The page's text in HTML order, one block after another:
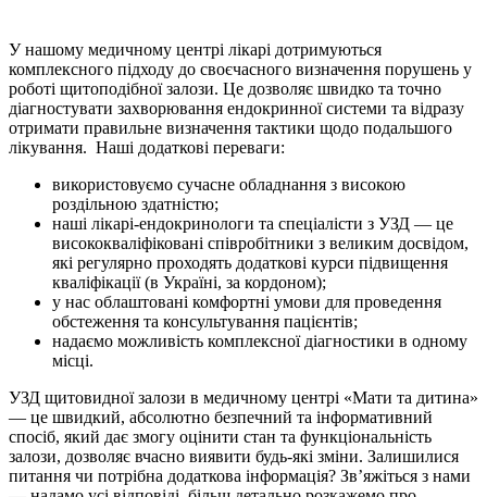
У нашому медичному центрі лікарі дотримуються
комплексного підходу до своєчасного визначення порушень у
роботі щитоподібної залози. Це дозволяє швидко та точно
діагностувати захворювання ендокринної системи та відразу
отримати правильне визначення тактики щодо подальшого
лікування. Наші додаткові переваги:
використовуємо сучасне обладнання з високою
роздільною здатністю;
наші лікарі-ендокринологи та спеціалісти з УЗД — це
висококваліфіковані співробітники з великим досвідом,
які регулярно проходять додаткові курси підвищення
кваліфікації (в Україні, за кордоном);
у нас облаштовані комфортні умови для проведення
обстеження та консультування пацієнтів;
надаємо можливість комплексної діагностики в одному
місці.
УЗД щитовидної залози в медичному центрі «Мати та дитина»
— це швидкий, абсолютно безпечний та інформативний
спосіб, який дає змогу оцінити стан та функціональність
залози, дозволяє вчасно виявити будь-які зміни. Залишилися
питання чи потрібна додаткова інформація? Зв’яжіться з нами